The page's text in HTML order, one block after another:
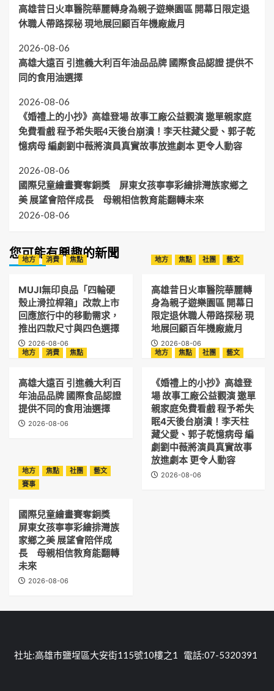
高雄昔日火車醫院華麗轉身為親子遊樂園區 開幕日限定退
休職人帶路探秘 現地展回顧百年機廠歲月
2026-08-06
高雄大遠百 引進義大利百年油品品牌 國際食品認證 提供不
同的食用油選擇
2026-08-06
《婚禮上的小抄》高雄登場 故事工廠公益觀演 邀單親家庭
免費看戲 程予希失眠4天後台崩潰！李天柱藏父愛、郭子乾
憶病母 編劇劉中薇將演員真實故事放進劇本 更令人動容
2026-08-06
國際兒童繪畫賽奪銅獎 屏東女孩寧寧彩繪排灣族家鄉之
美 展望會陪伴成長 母親相信教育能翻轉未來
2026-08-06
您可能有興趣的新聞
地方 消費 焦點
MUJI無印良品「四輪硬
殼止滑拉桿箱」改款上市
回應旅行中的移動需求，
推出四款尺寸與四色選擇
2026-08-06
地方 焦點 社團 藝文
高雄昔日火車醫院華麗轉
身為親子遊樂園區 開幕日
限定退休職人帶路探秘 現
地展回顧百年機廠歲月
2026-08-06
地方
消費 焦點
高雄大遠百 引進義大利百
年油品品牌 國際食品認證
提供不同的食用油選擇
2026-08-06
地方 焦點 社團 藝文
《婚禮上的小抄》高雄登
場 故事工廠公益觀演 邀單
親家庭免費看戲 程予希失
眠4天後台崩潰！李天柱
藏父愛、郭子乾憶病母 編
劇劉中薇將演員真實故事
放進劇本 更令人動容
2026-08-06
地方 焦點 社團
藝文
賽事
國際兒童繪畫賽奪銅獎
屏東女孩寧寧彩繪排灣族
家鄉之美 展望會陪伴成
長 母親相信教育能翻轉
未來
2026-08-06
社址:高雄市鹽埕區大安街115號10樓之1 電話:07-5320391